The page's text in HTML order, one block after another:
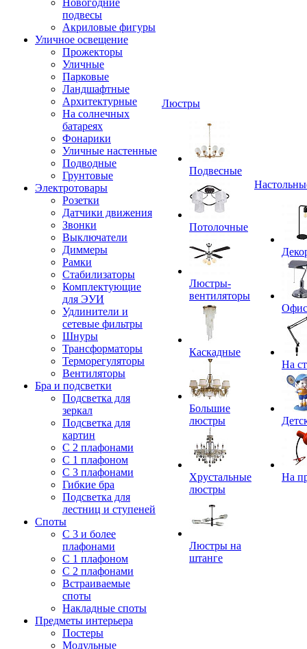
Новогодние
подвесы
Акриловые фигуры
Уличное освещение
Прожекторы
Уличные
Парковые
Ландшафтные
Архитектурные
На солнечных
батареях
Фонарики
Уличные настенные
Подводные
Грунтовые
Электротовары
Розетки
Датчики движения
Звонки
Выключатели
Диммеры
Рамки
Стабилизаторы
Комплектующие
для ЭУИ
Удлинители и
сетевые фильтры
Шнуры
Трансформаторы
Терморегуляторы
Вентиляторы
Бра и подсветки
Подсветка для
зеркал
Подсветка для
картин
С 2 плафонами
С 1 плафоном
С 3 плафонами
Гибкие бра
Подсветка для
лестниц и ступеней
Споты
С 3 и более
плафонами
С 1 плафоном
С 2 плафонами
Встраиваемые
споты
Накладные споты
Предметы интерьера
Постеры
Модульные
Люстры
Подвесные
Потолочные
Люстры-
вентиляторы
Каскадные
Большие
люстры
Хрустальные
люстры
Люстры на
штанге
На
На